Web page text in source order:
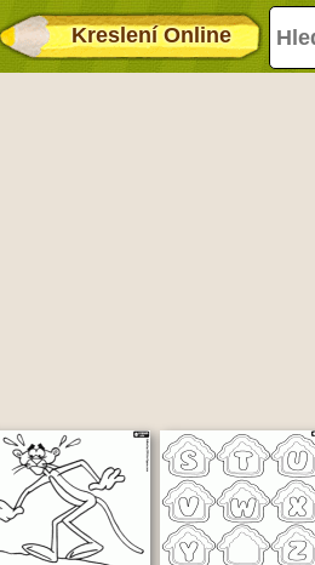
Kreslení Online